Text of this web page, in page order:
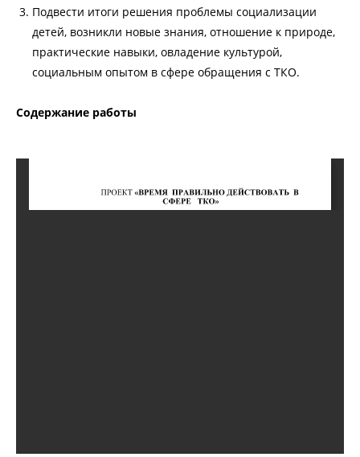
Подвести итоги решения проблемы социализации
детей, возникли новые знания, отношение к природе,
практические навыки, овладение культурой,
социальным опытом в сфере обращения с ТКО.
Содержание работы